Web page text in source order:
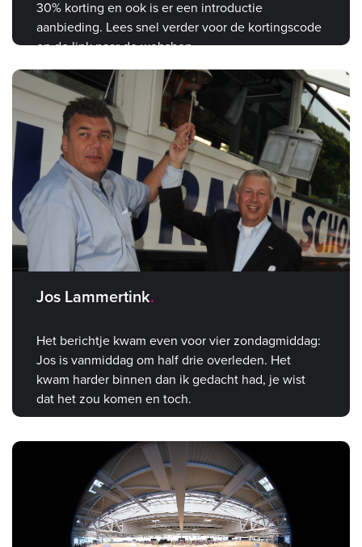
30% korting en ook is er een introductie
aanbieding. Lees snel verder voor de kortingscode
en de link naar de webshop.
Jos Lammertink
Het berichtje kwam even voor vier zondagmiddag:
Jos is vanmiddag om half drie overleden. Het
kwam harder binnen dan ik gedacht had, je wist
dat het zou komen en toch.